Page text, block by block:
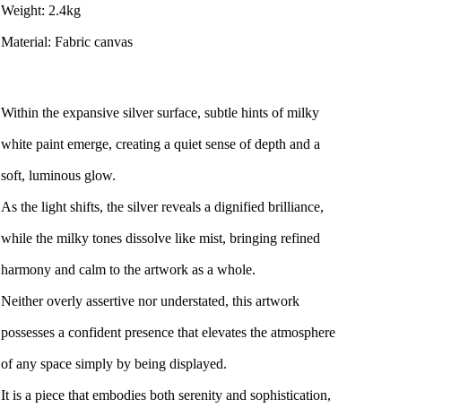
Weight: 2.4kg
Material: Fabric canvas
Within the expansive silver surface, subtle hints of milky
white paint emerge, creating a quiet sense of depth and a
soft, luminous glow.
As the light shifts, the silver reveals a dignified brilliance,
while the milky tones dissolve like mist, bringing refined
harmony and calm to the artwork as a whole.
Neither overly assertive nor understated, this artwork
possesses a confident presence that elevates the atmosphere
of any space simply by being displayed.
It is a piece that embodies both serenity and sophistication,